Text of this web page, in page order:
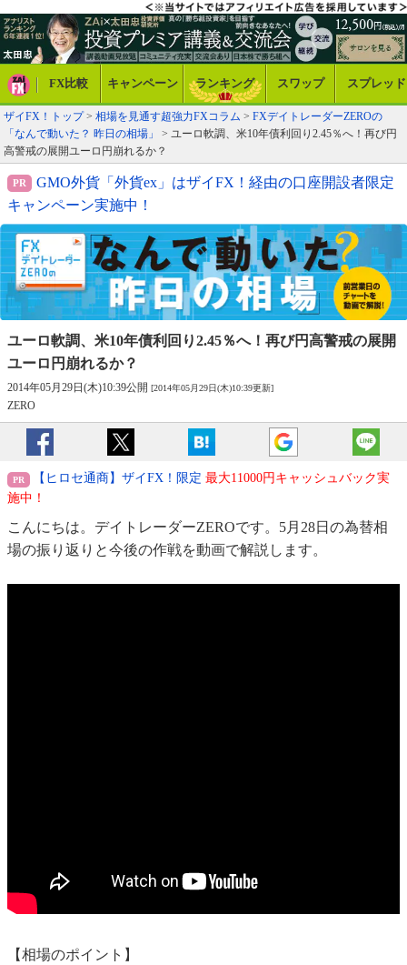
FX比較 キャンペーン ランキング スワップ スプレッド
ザイFX！トップ> 相場を見通す超強力FXコラム > FXデイトレーダーZEROの
「なんで動いた？ 昨日の相場」
> ユーロ軟調、米10年債利回り2.45％へ！再び円
高警戒の展開ユーロ円崩れるか？
GMO外貨「外貨ex」はザイFX！経由の口座開設者限定
キャンペーン実施中！
ユーロ軟調、米10年債利回り2.45％へ！ 再び円高警戒の展開
ユーロ円崩れるか？
2014年05月29日(木)10:39公開 [2014年05月29日(木)10:39更新]
ZERO
【ヒロセ通商】ザイFX！限定 最大11000円キャッシュバック実
施中！
こんにちは。デイトレーダーZEROです。5月28日の為替相
場の振り返りと今後の作戦を動画で解説します。
【相場のポイント】